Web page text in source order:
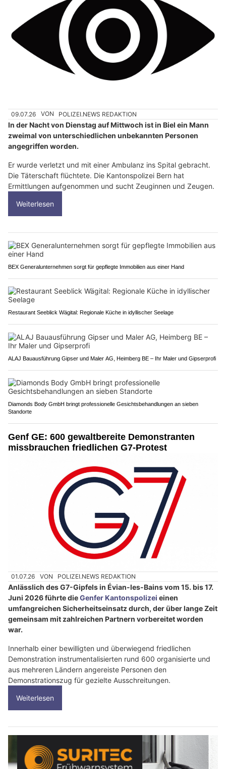
09.07.26 VON POLIZEI.NEWS REDAKTION
In der Nacht von Dienstag auf Mittwoch ist in Biel ein Mann
zweimal von unterschiedlichen unbekannten Personen
angegriffen worden.
Er wurde verletzt und mit einer Ambulanz ins Spital gebracht.
Die Täterschaft flüchtete. Die Kantonspolizei Bern hat
Ermittlungen aufgenommen und sucht Zeuginnen und Zeugen.
Weiterlesen
BEX Generalunternehmen sorgt für gepflegte Immobilien aus einer Hand
Restaurant Seeblick Wägital: Regionale Küche in idyllischer Seelage
ALAJ Bauausführung Gipser und Maler AG, Heimberg BE – Ihr Maler und Gipserprofi
Diamonds Body GmbH bringt professionelle Gesichtsbehandlungen an sieben
Standorte
Genf GE: 600 gewaltbereite Demonstranten
missbrauchen friedlichen G7-Protest
01.07.26 VON POLIZEI.NEWS REDAKTION
Anlässlich des G7-Gipfels in Évian-les-Bains vom 15. bis 17.
Juni 2026 führte dieGenfer Kantonspolizei einen
umfangreichen Sicherheitseinsatz durch, der über lange Zeit
gemeinsam mit zahlreichen Partnern vorbereitet worden
war.
Innerhalb einer bewilligten und überwiegend friedlichen
Demonstration instrumentalisierten rund 600 organisierte und
aus mehreren Ländern angereiste Personen den
Demonstrationszug für gezielte Ausschreitungen.
Weiterlesen